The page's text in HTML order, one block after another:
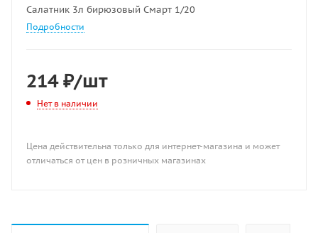
Салатник 3л бирюзовый Смарт 1/20
Подробности
214₽/шт
Нет в наличии
Цена действительна только для интернет-магазина и может
отличаться от цен в розничных магазинах